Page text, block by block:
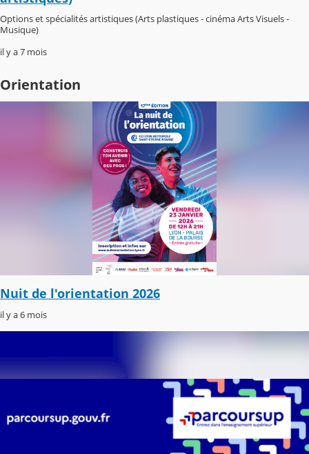
Options et spécialités artistiques (Arts plastiques - cinéma Arts Visuels -
Musique)
il y a 7 mois
Orientation
Nuit de l'orientation 2026
il y a 6 mois